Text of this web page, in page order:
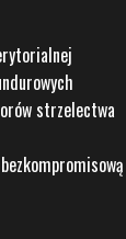
strzelectwa